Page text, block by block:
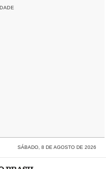
SÁBADO, 8 DE AGOSTO DE 2026